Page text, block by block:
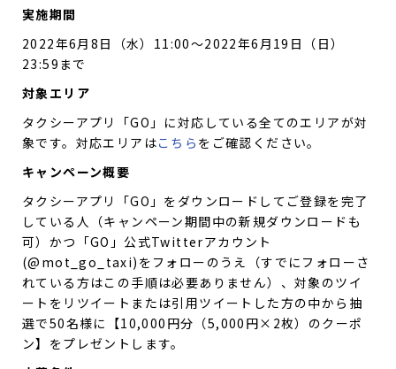
実施期間
2022年6月8日（水）11:00〜2022年6月19日（日）
23:59まで
対象エリア
タクシーアプリ「GO」に対応している全てのエリアが対
象です。対応エリアはこちら をご確認ください。
キャンペーン概要
タクシーアプリ「GO」をダウンロードしてご登録を完了
している人（キャンペーン期間中の新規ダウンロードも
可）かつ「GO」公式Twitterアカウント
(@mot_go_taxi)をフォローのうえ（すでにフォローさ
れている方はこの手順は必要ありません）、対象のツイ
ートをリツイートまたは引用ツイートした方の中から抽
選で50名様に【10,000円分（5,000円×2枚）のクーポ
ン】をプレゼントします。